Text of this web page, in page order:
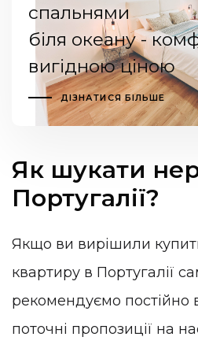
спальнями
біля океану -
вигідною ціною
ДІЗНАТИСЯ БІЛЬШЕ
Як шукати
Португалії?
Якщо ви вирішили
квартиру в Португалії
рекомендуємо постійно
поточні пропозиції на